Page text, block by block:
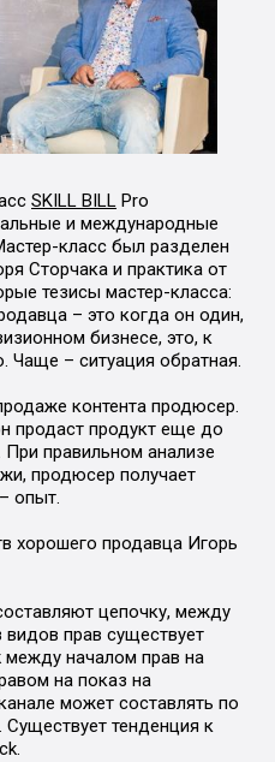
SKILL BILL Pro
и международные
класс был разделен
Сторчака и практика от
тезисы мастер-класса:
– это когда он один,
бизнесе, это, к
Чаще – ситуация обратная.
контента продюсер.
продаст продукт еще до
При правильном анализе
продюсер получает
опыт.
хорошего продавца Игорь
цепочку, между
прав существует
между началом прав на
на показ на
может составлять по
тенденция к